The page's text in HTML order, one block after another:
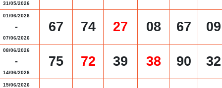
31/05/2026
01/06/2026
-
07/06/2026
67 74 27 08 67 09
08/06/2026
-
14/06/2026
75 72 39 38 90 32
15/06/2026